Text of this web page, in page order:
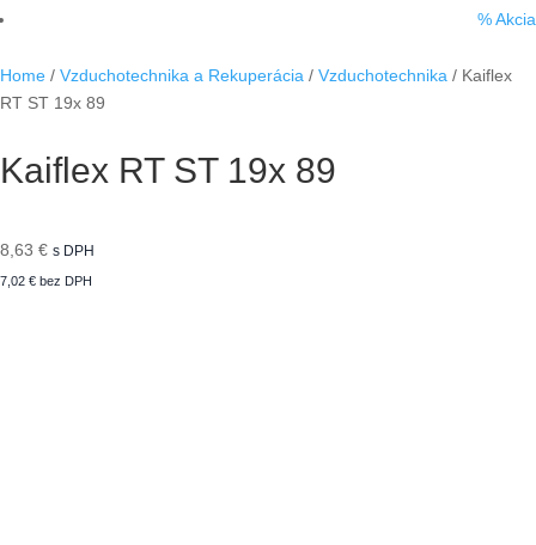
% Akcia
Home / Vzduchotechnika a Rekuperácia / Vzduchotechnika / Kaiflex
RT ST 19x 89
Kaiflex RT ST 19x 89
8,63 € s DPH
7,02 € bez DPH